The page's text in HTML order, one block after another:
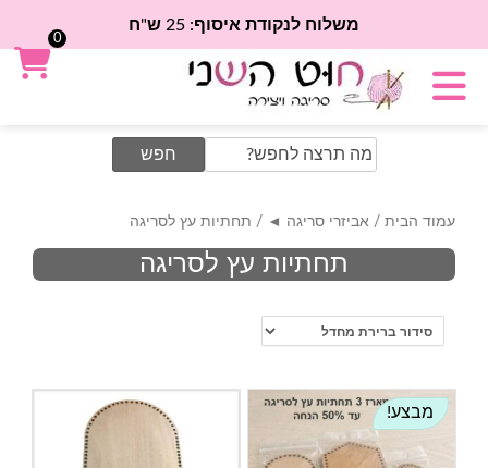
משלוח לנקודת איסוף: 25 ש"ח
Search
for:
עמוד הבית / אביזרי סריגה ◄ / תחתיות עץ לסריגה
תחתיות עץ לסריגה
מבצע!
0